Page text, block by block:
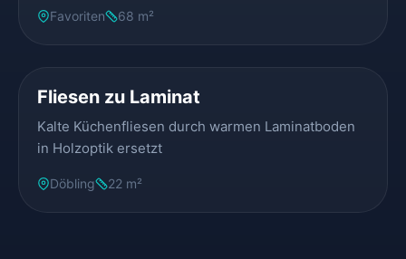
Favoriten 68 m²
Fliesen zu Laminat
Kalte Küchenfliesen durch warmen Laminatboden
in Holzoptik ersetzt
Döbling 22 m²